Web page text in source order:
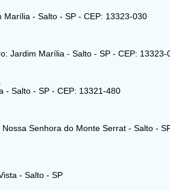
- Salto - SP - CEP: 13323-030
Jardim Marília - Salto - SP - CEP: 13323-
- Salto - SP - CEP: 13321-480
Senhora do Monte Serrat - Salto -
- Salto - SP